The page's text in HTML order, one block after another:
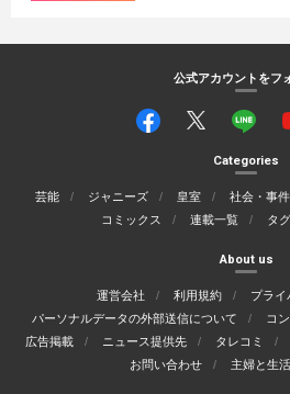
公式アカウントをフ
Categories
芸能 ジャニーズ 皇室 社会・事件
コミックス
連載一覧 タ
About us
運営会社 利用規約
プライ
パーソナルデータの外部送信について
コ
広告掲載
ニュース提供先 タレコミ
お問い合わせ
主婦と生